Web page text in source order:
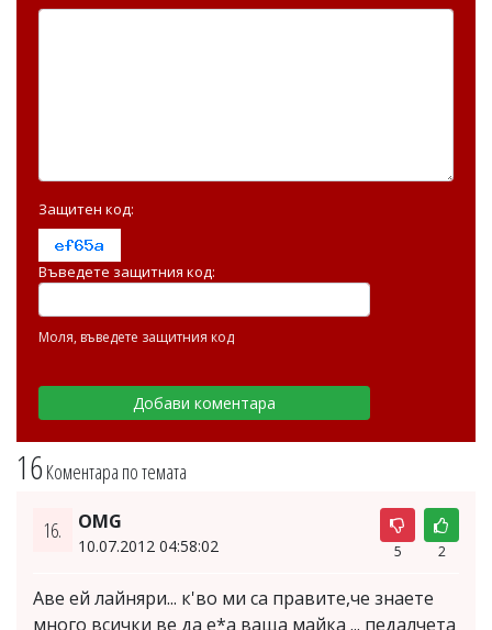
16Коментара по темата
16. OMG
10.07.2012 04:58:02 5 2
Аве ей лайняри... к'во ми са правите,че знаете
много всички ве да е*а ваща майка ... педалчета
Защитен код:
Въведете защитния код:
Моля, въведете защитния код